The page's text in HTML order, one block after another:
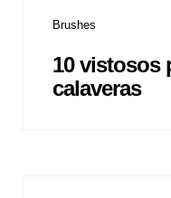
Brushes
10 vistosos
calaveras